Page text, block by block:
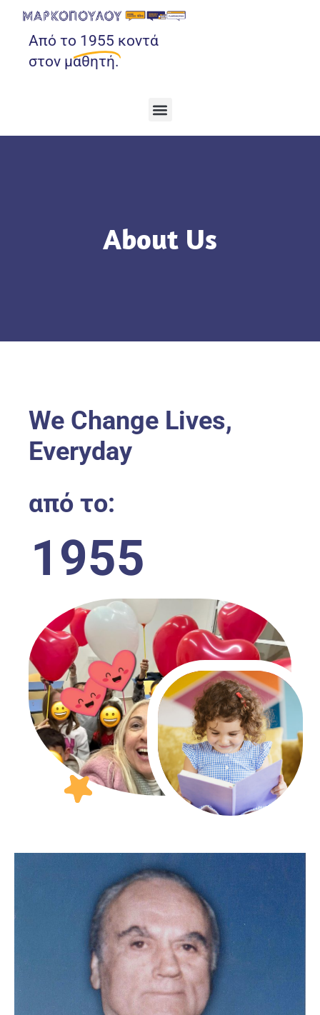
Από το 1955 κοντά
στον μαθητή.
About Us
We Change Lives,
Everyday
από το:
1955